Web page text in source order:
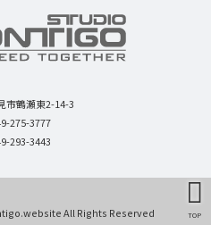
TOP
市鶴瀬東2-14-3
275-3777
293-3443
All Rights Reserved